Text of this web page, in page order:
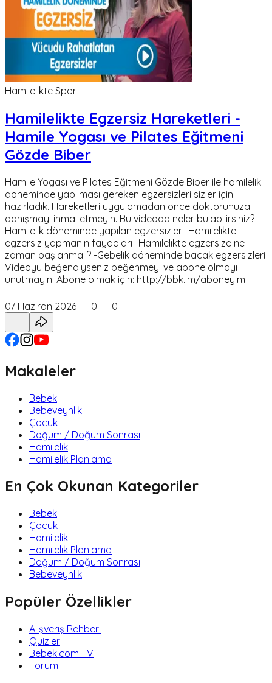
Hamilelikte Spor
Hamilelikte Egzersiz Hareketleri -
Hamile Yogası ve Pilates Eğitmeni
Gözde Biber
Hamile Yogası ve Pilates Eğitmeni Gözde Biber ile hamilelik
döneminde yapılması gereken egzersizleri sizler için
hazırladık. Hareketleri uygulamadan önce doktorunuza
danışmayı ihmal etmeyin. Bu videoda neler bulabilirsiniz? -
Hamilelik döneminde yapılan egzersizler -Hamilelikte
egzersiz yapmanın faydaları -Hamilelikte egzersize ne
zaman başlanmalı? -Gebelik döneminde bacak egzersizleri
Videoyu beğendiyseniz beğenmeyi ve abone olmayı
unutmayın. Abone olmak için: http://bbk.im/aboneyim
07 Haziran 2026 0 0
Makaleler
Bebek
Bebeveynlik
Çocuk
Doğum / Doğum Sonrası
Hamilelik
Hamilelik Planlama
En Çok Okunan Kategoriler
Bebek
Çocuk
Hamilelik
Hamilelik Planlama
Doğum / Doğum Sonrası
Bebeveynlik
Popüler Özellikler
Alışveriş Rehberi
Quizler
Bebek.com TV
Forum